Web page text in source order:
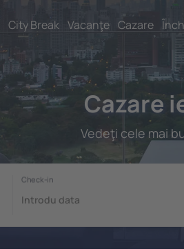
City Break Vacanţe Cazare
Cazare
Vedeţi cele mai